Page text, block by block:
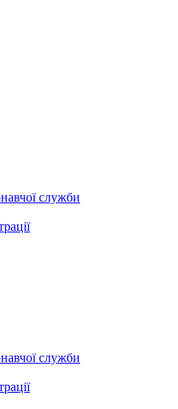
служби
служби